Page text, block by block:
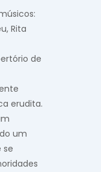
Rita
de
erudita.
um
se